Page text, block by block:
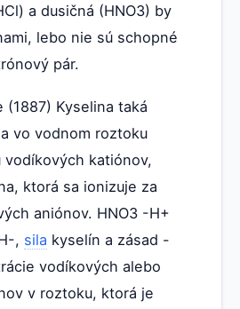
a dusičná (HNO3) by
lebo nie sú schopné
pár.
Kyselina taká
vo vodnom roztoku
vodíkových katiónov,
ktorá sa ionizuje za
aniónov. HNO3 -H+
, sila kyselín a zásad -
vodíkových alebo
v roztoku, ktorá je